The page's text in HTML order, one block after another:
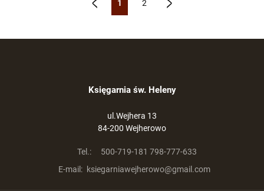
1 2
Księgarnia św. Heleny
ul.Wejhera 13
84-200 Wejherowo
Tel.:
500-719-181 798-777-633
E-mail: ksiegarniawejherowo@gmail.com